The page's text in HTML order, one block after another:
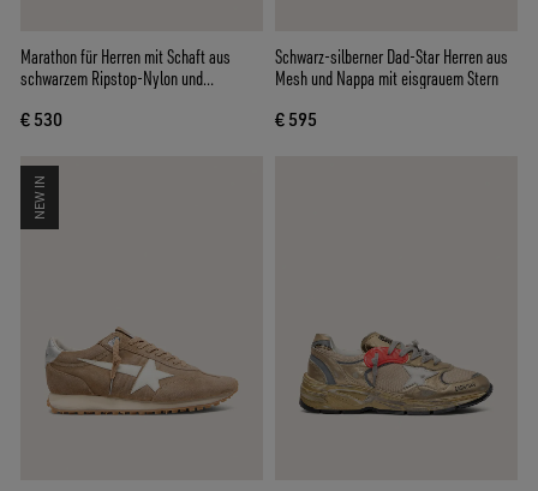
Marathon für Herren mit Schaft aus
schwarzem Ripstop-Nylon und
€ 530
Schwarz-silberner Dad-Star Herren aus
Mesh und Nappa mit eisgrauem Stern
€ 595
NEW IN